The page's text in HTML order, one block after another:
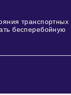
транспортных
бесперебойную